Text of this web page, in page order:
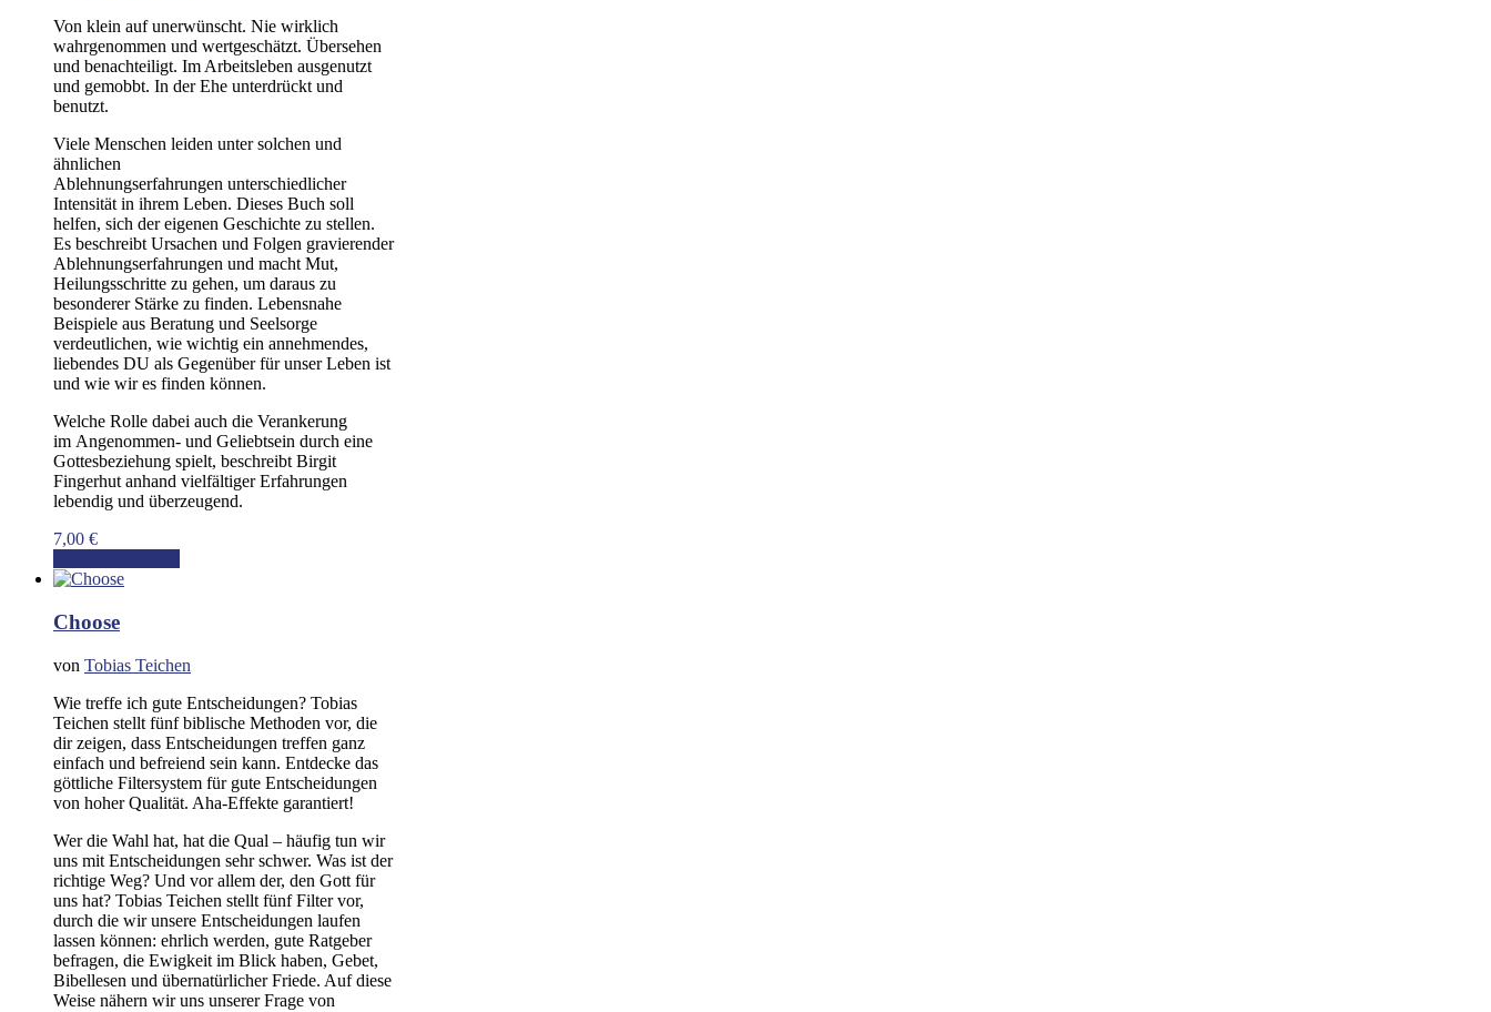
Von klein auf unerwünscht. Nie wirklich
wahrgenommen und wertgeschätzt. Übersehen
und benachteiligt. Im Arbeitsleben ausgenutzt
und gemobbt. In der Ehe unterdrückt und
benutzt.
Viele Menschen leiden unter solchen und
ähnlichen
Ablehnungserfahrungen unterschiedlicher
Intensität in ihrem Leben. Dieses Buch soll
helfen, sich der eigenen Geschichte zu stellen.
Es beschreibt Ursachen und Folgen gravierender
Ablehnungserfahrungen und macht Mut,
Heilungsschritte zu gehen, um daraus zu
besonderer Stärke zu finden. Lebensnahe
Beispiele aus Beratung und Seelsorge
verdeutlichen, wie wichtig ein annehmendes,
liebendes DU als Gegenüber für unser Leben ist
und wie wir es finden können.
Welche Rolle dabei auch die Verankerung
im Angenommen- und Geliebtsein durch eine
Gottesbeziehung spielt, beschreibt Birgit
Fingerhut anhand vielfältiger Erfahrungen
lebendig und überzeugend.
7,00 €
Choose
von Tobias Teichen
Wie treffe ich gute Entscheidungen? Tobias
Teichen stellt fünf biblische Methoden vor, die
dir zeigen, dass Entscheidungen treffen ganz
einfach und befreiend sein kann. Entdecke das
göttliche Filtersystem für gute Entscheidungen
von hoher Qualität. Aha-Effekte garantiert!
Wer die Wahl hat, hat die Qual – häufig tun wir
uns mit Entscheidungen sehr schwer. Was ist der
richtige Weg? Und vor allem der, den Gott für
uns hat? Tobias Teichen stellt fünf Filter vor,
durch die wir unsere Entscheidungen laufen
lassen können: ehrlich werden, gute Ratgeber
befragen, die Ewigkeit im Blick haben, Gebet,
Bibellesen und übernatürlicher Friede. Auf diese
Weise nähern wir uns unserer Frage von